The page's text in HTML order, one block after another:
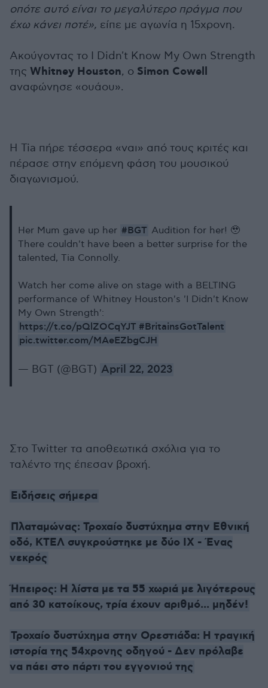
οπότε αυτό είναι το μεγαλύτερο πράγμα που
έχω κάνει ποτέ», είπε με αγωνία η 15χρονη.
Ακούγοντας το I Didn't Know My Own Strength
της Whitney Houston, ο Simon Cowell
αναφώνησε «ουάου».
Η Tia πήρε τέσσερα «ναι» από τους κριτές και
πέρασε στην επόμενη φάση του μουσικού
διαγωνισμού.
Her Mum gave up her #BGT Audition for her! 🥹
There couldn't have been a better surprise for the
talented, Tia Connolly.
Watch her come alive on stage with a BELTING
performance of Whitney Houston's 'I Didn't Know
My Own Strength':
https://t.co/pQlZOCqYJT #BritainsGotTalent
pic.twitter.com/MAeEZbgCJH
— BGT (@BGT) April 22, 2023
Στο Twitter τα αποθεωτικά σχόλια για το
ταλέντο της έπεσαν βροχή.
Ειδήσεις σήμερα
Πλαταμώνας: Τροχαίο δυστύχημα στην Εθνική
οδό, ΚΤΕΛ συγκρούστηκε με δύο ΙΧ - Ένας
νεκρός
Ήπειρος: Η λίστα με τα 55 χωριά με λιγότερους
από 30 κατοίκους, τρία έχουν αριθμό... μηδέν!
Τροχαίο δυστύχημα στην Ορεστιάδα: Η τραγική
ιστορία της 54χρονης οδηγού - Δεν πρόλαβε
να πάει στο πάρτι του εγγονιού της